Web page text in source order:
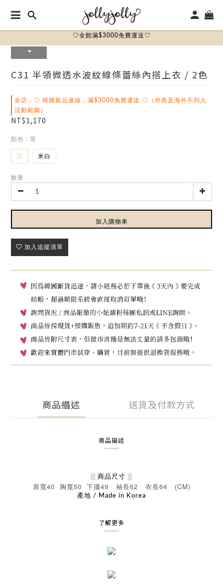
♡全館滿$3000免費運送♡
C31 半領微透水波紋線條蕾絲內搭上衣 / 2色
全店，♡ 韓國新品連線，滿$3000免費運送 ♡（外島及海外不列入
活動範圍）
NT$1,170
顏色 : 黑
黑 米白
數量
加入購物車
加入追蹤清單
商品描述 送貨及付款方式
商品描述
░ 商品尺寸 ░
肩寬40 胸寬50 下擺49 袖長62 衣長64 (CM)
產地 / Made in Korea
了解更多